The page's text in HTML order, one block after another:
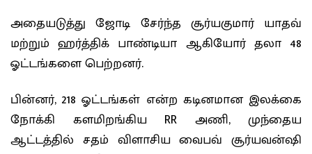
அதையடுத்து ஜோடி சேர்ந்த சூர்யகுமார் யாதவ்
மற்றும் ஹர்த்திக் பாண்டியா ஆகியோர் தலா 48
ஓட்டங்களை பெற்றனர்.
பின்னர், 218 ஓட்டங்கள் என்ற கடினமான இலக்கை
நோக்கி களமிறங்கிய RR அணி, முந்தைய
ஆட்டத்தில் சதம் விளாசிய வைபவ் சூர்யவன்ஷி